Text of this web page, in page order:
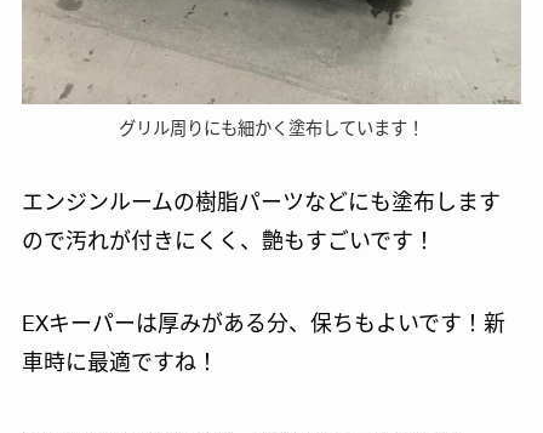
グリル周りにも細かく塗布しています！
エンジンルームの樹脂パーツなどにも塗布します
ので汚れが付きにくく、艶もすごいです！
EXキーパーは厚みがある分、保ちもよいです！新
車時に最適ですね！